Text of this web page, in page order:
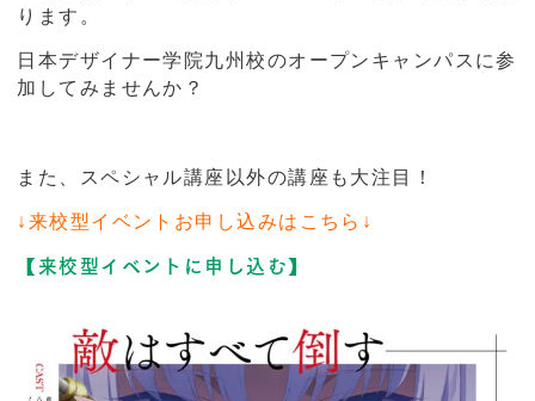
ります。
日本デザイナー学院九州校のオープンキャンパスに参
加してみませんか？
また、スペシャル講座以外の講座も大注目！
↓来校型イベントお申し込みはこちら↓
【来校型イベントに申し込む】